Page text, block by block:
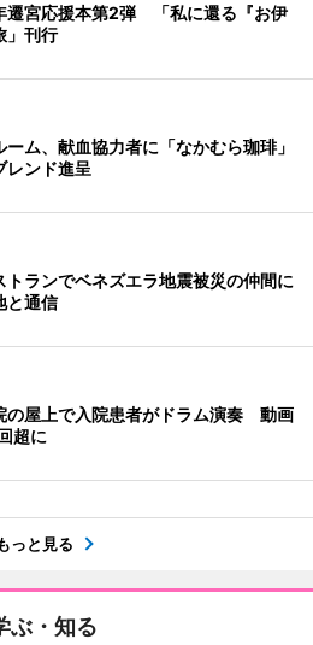
遷宮応援本第2弾 「私に還る『お伊
」刊行
ム、献血協力者に「なかむら珈琲」
レンド進呈
トランでベネズエラ地震被災の仲間に
通信
の屋上で入院患者がドラム演奏 動画
超に
っと見る
ぶ・知る